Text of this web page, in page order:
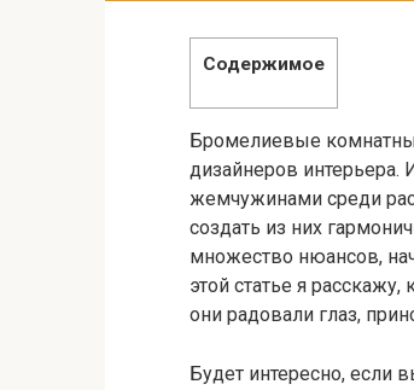
Содержимое
Бромелиевые
дизайнеров интерьера.
жемчужинами среди
создать из них
множество нюансов,
этой статье я
они радовали глаз,
Будет интересно, если